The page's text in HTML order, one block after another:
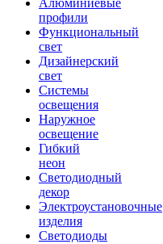
Алюминиевые
профили
Функциональный
свет
Дизайнерский
свет
Системы
освещения
Наружное
освещение
Гибкий
неон
Светодиодный
декор
Электроустановочные
изделия
Светодиоды